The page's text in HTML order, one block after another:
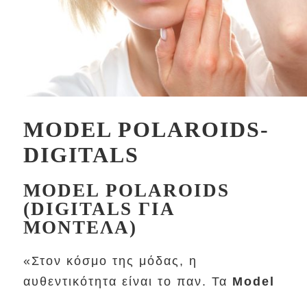
MODEL POLAROIDS-
DIGITALS
MODEL POLAROIDS
(DIGITALS ΓΙΑ
ΜΟΝΤΕΛΑ)
«Στον κόσμο της μόδας, η
αυθεντικότητα είναι το παν. Τα Model